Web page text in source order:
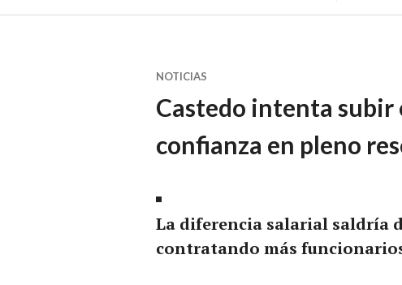
NOTICIAS
Castedo intenta subir
confianza en pleno
La diferencia salarial saldría
contratando más